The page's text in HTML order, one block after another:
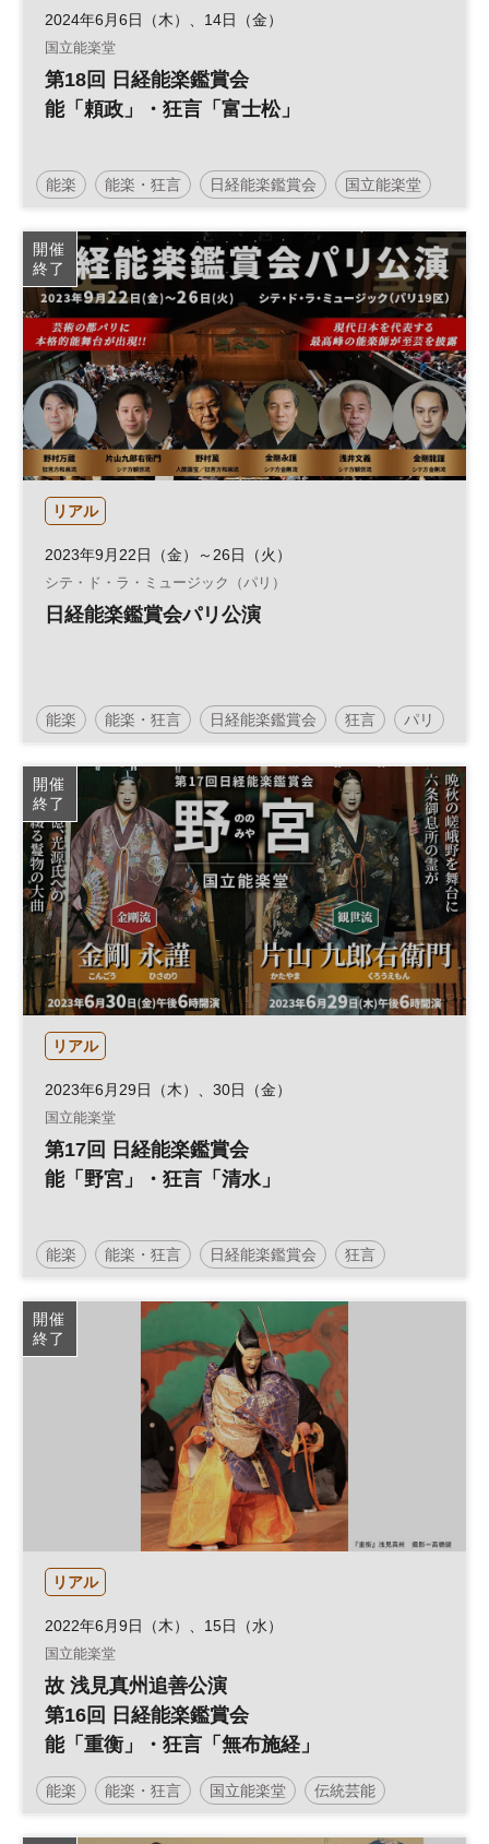
2024年6月6日（木）、14日（金）
国立能楽堂
第18回 日経能楽鑑賞会
能「頼政」・狂言「富士松」
能楽 能楽・狂言 日経能楽鑑賞会 国立能楽堂
開催
終了
リアル
2023年9月22日（金）～26日（火）
シテ・ド・ラ・ミュージック（パリ）
日経能楽鑑賞会パリ公演
能楽 能楽・狂言 日経能楽鑑賞会 狂言 パリ
開催
終了
リアル
2023年6月29日（木）、30日（金）
国立能楽堂
第17回 日経能楽鑑賞会
能「野宮」・狂言「清水」
能楽 能楽・狂言 日経能楽鑑賞会 狂言
国立能楽堂
開催
終了
リアル
2022年6月9日（木）、15日（水）
国立能楽堂
故 浅見真州追善公演
第16回 日経能楽鑑賞会
能「重衡」・狂言「無布施経」
能楽 能楽・狂言 国立能楽堂 伝統芸能